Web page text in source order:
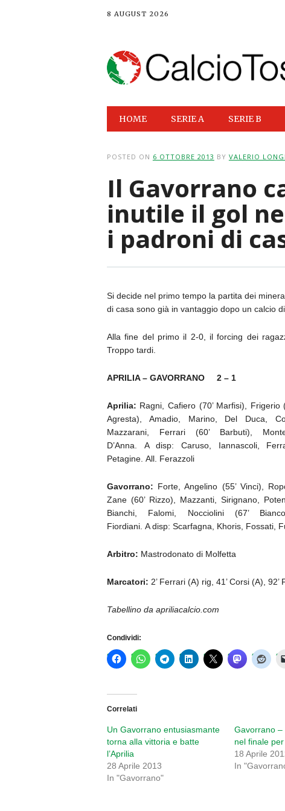
8 AUGUST 2026
Main menu
HOME SERIE A SERIE B
POSTED ON 6 OTTOBRE 2013 BY VALERIO
Il Gavorrano
inutile il gol
i padroni di
Si decide nel primo tempo la partita dei
di casa sono già in vantaggio dopo un calcio
Alla fine del primo il 2-0, il forcing dei
Troppo tardi.
APRILIA – GAVORRANO 2 – 1
Aprilia: Ragni, Cafiero (70’ Marfisi), Frigerio
Agresta), Amadio, Marino, Del Duca,
Mazzarani, Ferrari (60’ Barbuti),
D’Anna. A disp: Caruso, Iannascoli,
Petagine. All. Ferazzoli
Gavorrano: Forte, Angelino (55’ Vinci),
Zane (60’ Rizzo), Mazzanti, Sirignano,
Bianchi, Falomi, Nocciolini (67’
Fiordiani. A disp: Scarfagna, Khoris, Fossati,
Arbitro: Mastrodonato di Molfetta
Marcatori: 2’ Ferrari (A) rig, 41’ Corsi (A), 92’
Tabellino da apriliacalcio.com
Condividi:
Correlati
Un Gavorrano entusiasmante
torna alla vittoria e batte
l’Aprilia
28 Aprile 2013
In "Gavorrano"
Gavorrano
nel finale
18 Aprile
In